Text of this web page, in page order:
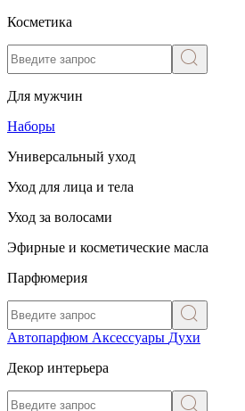
Косметика
Для мужчин
Наборы
Универсальный уход
Уход для лица и тела
Уход за волосами
Эфирные и косметические масла
Парфюмерия
Автопарфюм Аксессуары Духи
Декор интерьера